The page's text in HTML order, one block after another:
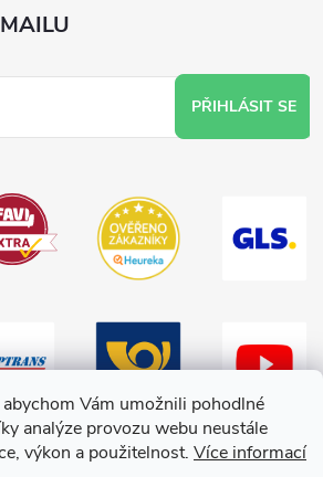
Vám umožnili pohodlné
analýze provozu webu neustále
výkon a použitelnost. Více informací
PŘIHLÁSIT SE